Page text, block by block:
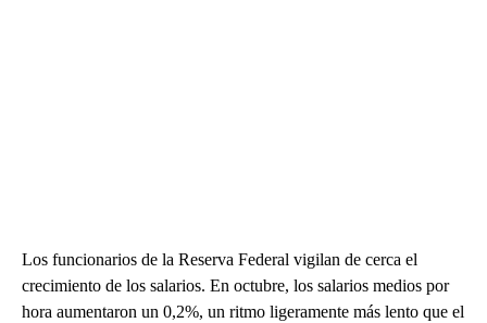
Los funcionarios de la Reserva Federal vigilan de cerca el
crecimiento de los salarios. En octubre, los salarios medios por
hora aumentaron un 0,2%, un ritmo ligeramente más lento que el